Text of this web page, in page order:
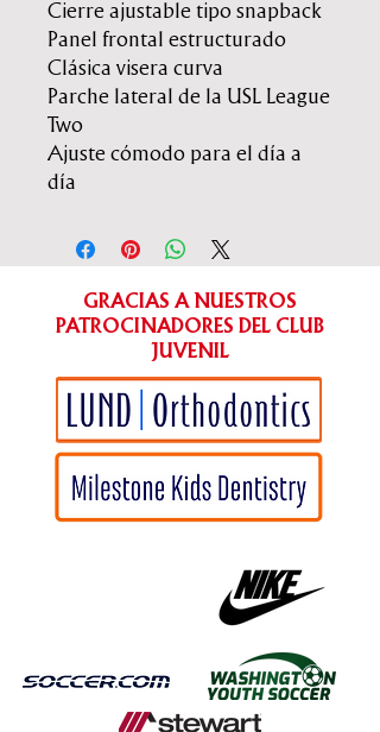
Cierre ajustable tipo snapback
Panel frontal estructurado
Clásica visera curva
Parche lateral de la USL League
Two
Ajuste cómodo para el día a
día
GRACIAS A NUESTROS
PATROCINADORES DEL CLUB
JUVENIL